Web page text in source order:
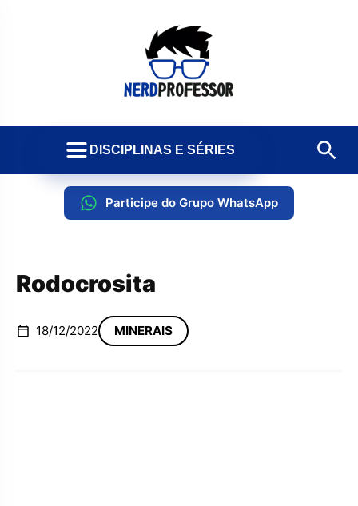
DISCIPLINAS E SÉRIES
Participe do Grupo WhatsApp
Rodocrosita
18/12/2022 MINERAIS